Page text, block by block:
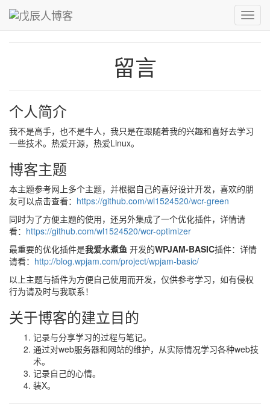
青，取之于蓝而青于蓝；冰，水为之而寒于水。
戊辰人博客 ›
留言
个人简介
我不是高手，也不是牛人，我只是在跟随着我的兴趣和喜好去学习
一些技术。热爱开源，热爱Linux。
博客主题
本主题参考网上多个主题，并根据自己的喜好设计开发，喜欢的朋
友可以点击查看： https://github.com/wl1524520/wcr-green
同时为了方便主题的使用，还另外集成了一个优化插件，详情请
看： https://github.com/wl1524520/wcr-optimizer
最重要的优化插件是我爱水煮鱼 开发的WPJAM-BASIC插件：详情
请看： http://blog.wpjam.com/project/wpjam-basic/
以上主题与插件为方便自己使用而开发，仅供参考学习，如有侵权
行为请及时与我联系！
关于博客的建立目的
记录与分享学习的过程与笔记。
通过对web服务器和网站的维护，从实际情况学习各种web技
术。
记录自己的心情。
装X。